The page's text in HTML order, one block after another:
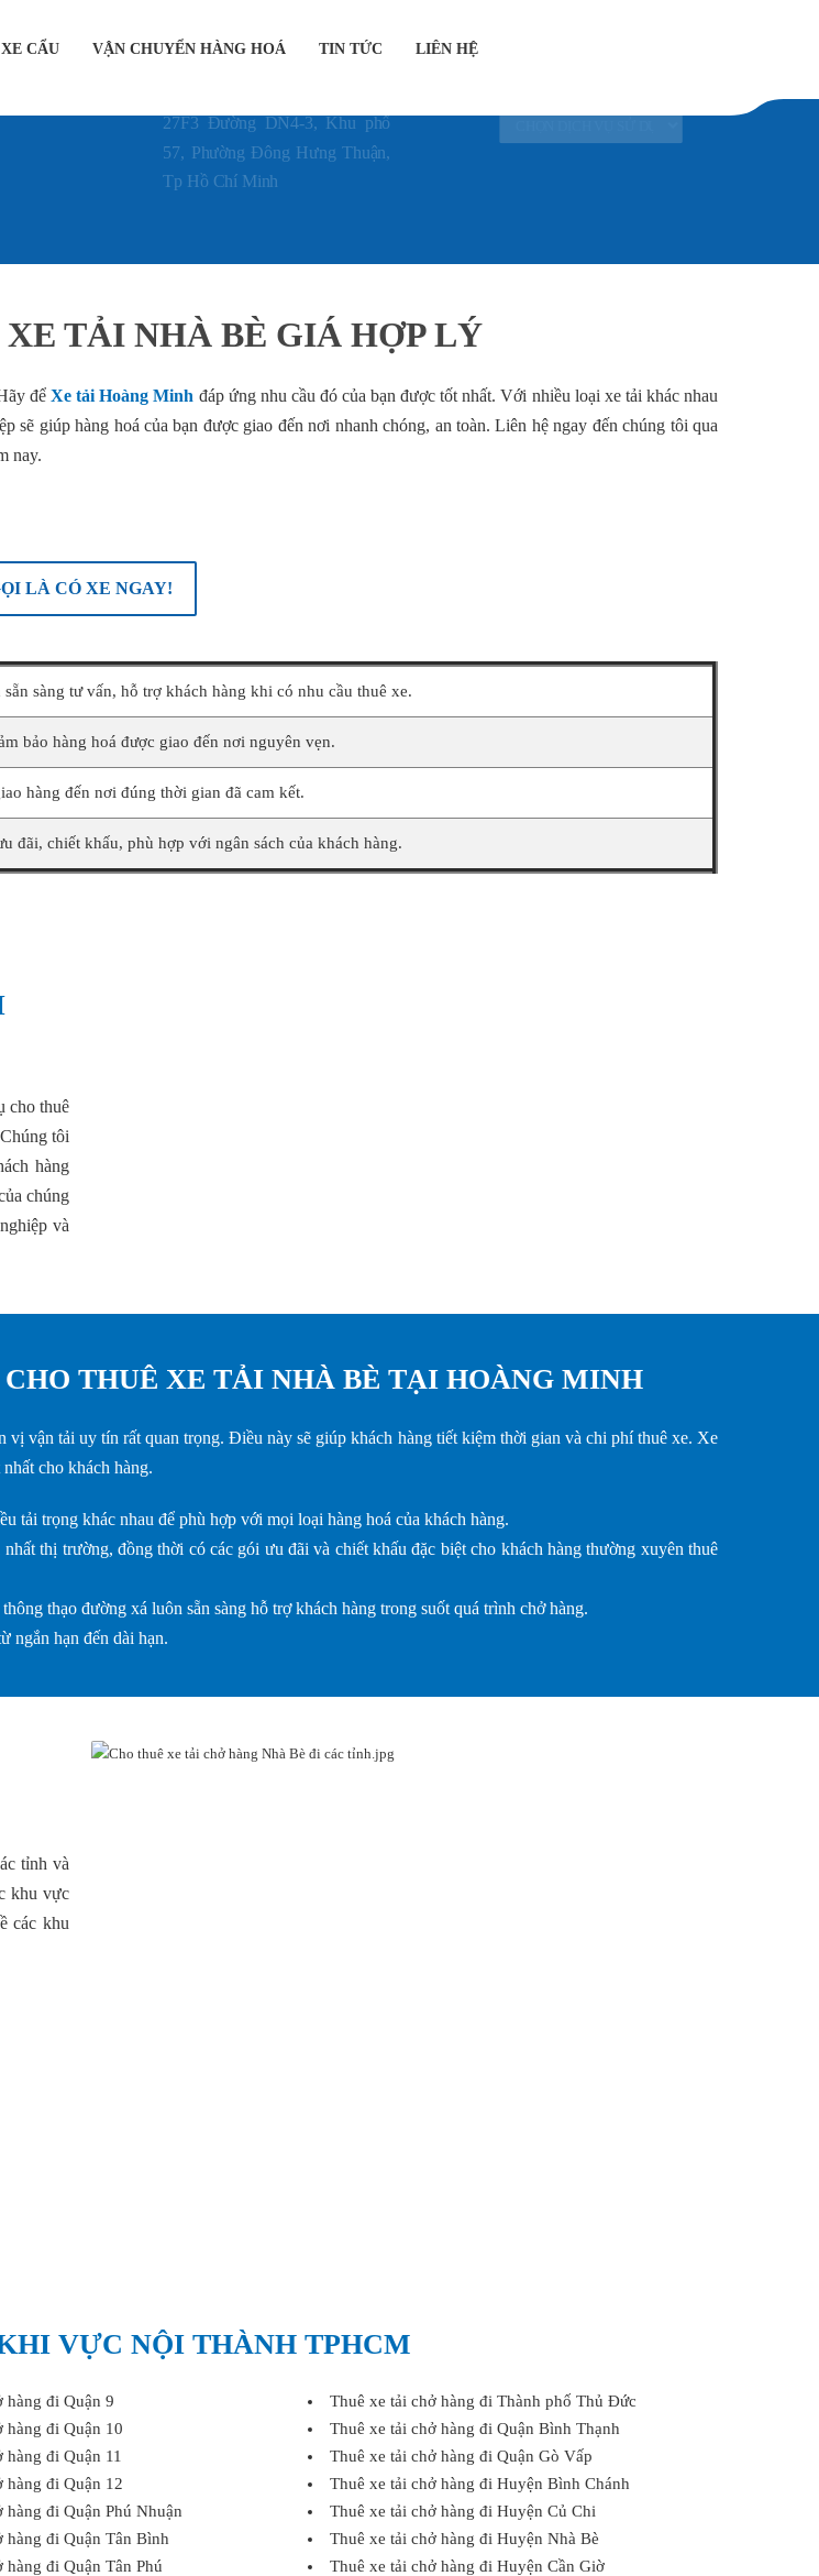
CẨU VẬN CHUYỂN HÀNG HOÁ TIN TỨC LIÊN HỆ
27F3 Đường DN4-3, Khu phố
57, Phường Đông Hưng Thuận,
Tp Hồ Chí Minh
TẢI NHÀ BÈ GIÁ HỢP LÝ
đểXe tải Hoàng Minh đáp ứng nhu cầu đó của bạn được tốt nhất. Với nhiều loại xe tải khác nhau
giúp hàng hoá của bạn được giao đến nơi nhanh chóng, an toàn. Liên hệ ngay đến chúng tôi qua
nay.
LÀ CÓ XE NGAY!
sàng tư vấn, hỗ trợ khách hàng khi có nhu cầu thuê xe.
bảo hàng hoá được giao đến nơi nguyên vẹn.
hàng đến nơi đúng thời gian đã cam kết.
đãi, chiết khấu, phù hợp với ngân sách của khách hàng.
cho thuê
tôi
hàng
chúng
và
THUÊ XE TẢI NHÀ BÈ TẠI HOÀNG MINH
vận tải uy tín rất quan trọng. Điều này sẽ giúp khách hàng tiết kiệm thời gian và chi phí thuê xe. Xe
cho khách hàng.
tải trọng khác nhau để phù hợp với mọi loại hàng hoá của khách hàng.
thị trường, đồng thời có các gói ưu đãi và chiết khấu đặc biệt cho khách hàng thường xuyên thuê
thạo đường xá luôn sẵn sàng hỗ trợ khách hàng trong suốt quá trình chở hàng.
ngắn hạn đến dài hạn.
tỉnh và
khu vực
các khu
VỰC NỘI THÀNH TPHCM
hàng đi Quận 9
hàng đi Quận 10
hàng đi Quận 11
hàng đi Quận 12
hàng đi Quận Phú Nhuận
hàng đi Quận Tân Bình
hàng đi Quận Tân Phú
Thuê xe tải chở hàng đi Thành phố Thủ Đức
Thuê xe tải chở hàng đi Quận Bình Thạnh
Thuê xe tải chở hàng đi Quận Gò Vấp
Thuê xe tải chở hàng đi Huyện Bình Chánh
Thuê xe tải chở hàng đi Huyện Củ Chi
Thuê xe tải chở hàng đi Huyện Nhà Bè
Thuê xe tải chở hàng đi Huyện Cần Giờ